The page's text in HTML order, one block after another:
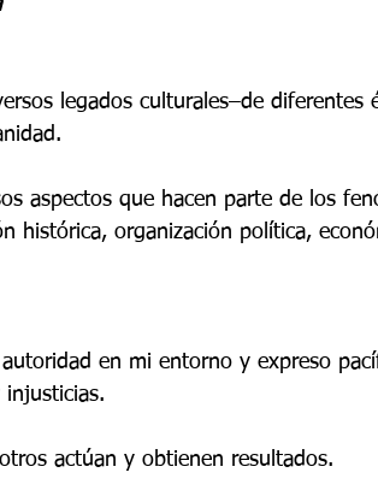
Grado 11
legados culturales–de diferentes
aspectos que hacen parte de los
histórica, organización política,
en mi entorno y expreso
injusticias.
actúan y obtienen resultados.